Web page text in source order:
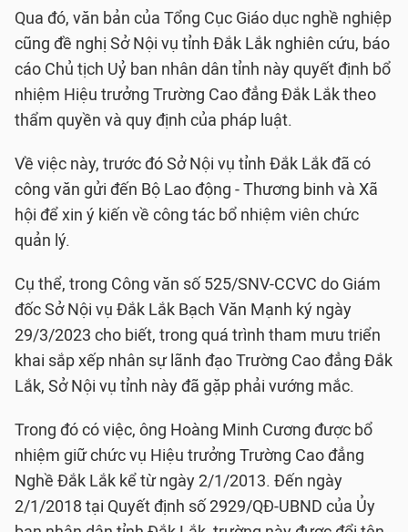
Qua đó, văn bản của Tổng Cục Giáo dục nghề nghiệp
cũng đề nghị Sở Nội vụ tỉnh Đắk Lắk nghiên cứu, báo
cáo Chủ tịch Uỷ ban nhân dân tỉnh này quyết định bổ
nhiệm Hiệu trưởng Trường Cao đẳng Đắk Lắk theo
thẩm quyền và quy định của pháp luật.
Về việc này, trước đó Sở Nội vụ tỉnh Đắk Lắk đã có
công văn gửi đến Bộ Lao động - Thương binh và Xã
hội để xin ý kiến về công tác bổ nhiệm viên chức
quản lý.
Cụ thể, trong Công văn số 525/SNV-CCVC do Giám
đốc Sở Nội vụ Đắk Lắk Bạch Văn Mạnh ký ngày
29/3/2023 cho biết, trong quá trình tham mưu triển
khai sắp xếp nhân sự lãnh đạo Trường Cao đẳng Đắk
Lắk, Sở Nội vụ tỉnh này đã gặp phải vướng mắc.
Trong đó có việc, ông Hoàng Minh Cương được bổ
nhiệm giữ chức vụ Hiệu trưởng Trường Cao đẳng
Nghề Đắk Lắk kể từ ngày 2/1/2013. Đến ngày
2/1/2018 tại Quyết định số 2929/QĐ-UBND của Ủy